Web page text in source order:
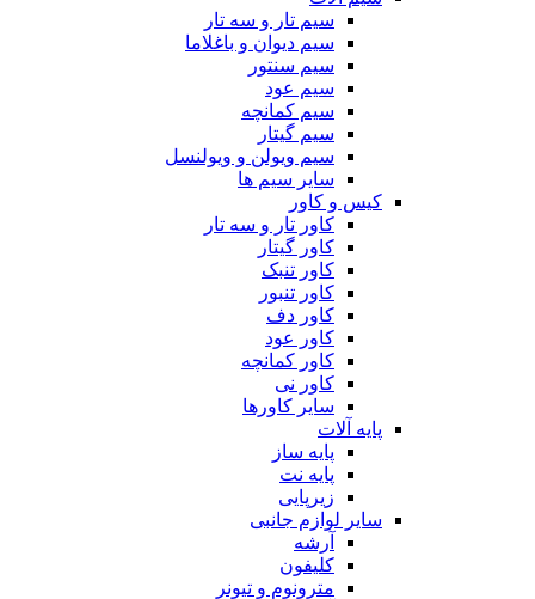
سیم تار و سه تار
سیم دیوان و باغلاما
سیم سنتور
سیم عود
سیم کمانچه
سیم گیتار
سیم ویولن و ویولنسل
سایر سیم ها
کیس و کاور
کاور تار و سه تار
کاور گیتار
کاور تنبک
کاور تنبور
کاور دف
کاور عود
کاور کمانچه
کاور نی
سایر کاورها
پایه آلات
پایه ساز
پایه نت
زیرپایی
سایر لوازم جانبی
آرشه
کلیفون
مترونوم و تیونر